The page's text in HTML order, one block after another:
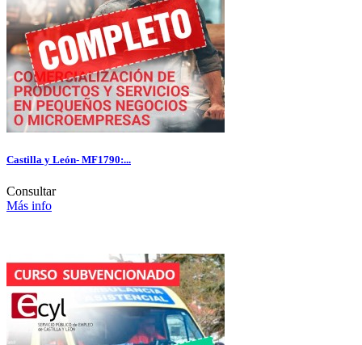
Castilla y León- MF1790:...
Consultar
Más info